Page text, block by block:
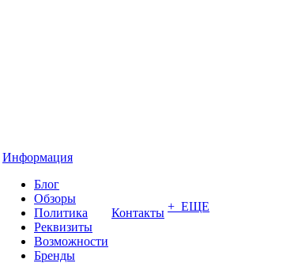
Информация
Блог
Обзоры
Политика
Реквизиты
Возможности
Бренды
Контакты + ЕЩЕ